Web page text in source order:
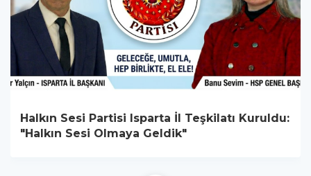
Halkın Sesi Partisi Isparta İl Teşkilatı Kuruldu:
"Halkın Sesi Olmaya Geldik"